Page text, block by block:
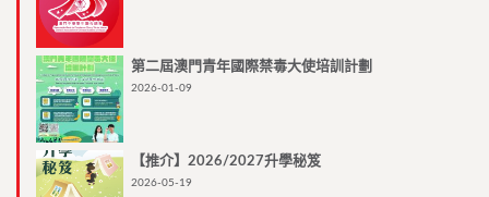
第二屆澳門青年國際禁毒大使培訓計劃
2026-01-09
【推介】2026/2027升學秘笈
2026-05-19